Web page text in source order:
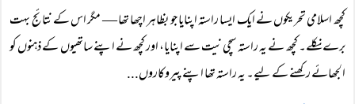
کچھ اسلامی تحریکوں نے ایک ایسا راستہ اپنایا جو بظاہر اچھا تھا — مگر اس کے نتائج بہت
برے نکلے۔ کچھ نے یہ راستہ سچی نیت سے اپنایا، اور کچھ نے اپنے ساتھیوں کے ذہنوں کو
الجھائے رکھنے کے لیے۔ یہ راستہ تھا اپنے پیروکاروں...